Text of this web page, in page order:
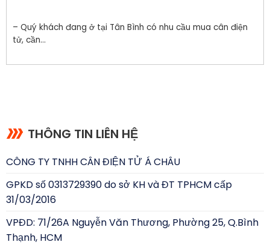
– Quý khách đang ở tại Tân Bình có nhu cầu mua cân điện
tử, cần...
THÔNG TIN LIÊN HỆ
CÔNG TY TNHH CÂN ĐIỆN TỬ Á CHÂU
GPKD số 0313729390 do sở KH và ĐT TPHCM cấp
31/03/2016
VPĐD: 71/26A Nguyễn Văn Thương, Phường 25, Q.Bình
Thạnh, HCM